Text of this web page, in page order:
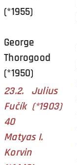
(*1955)
George
Thorogood
(*1950)
23.2. Julius
Fučík (*1903)
40
Matyas I.
Korvin